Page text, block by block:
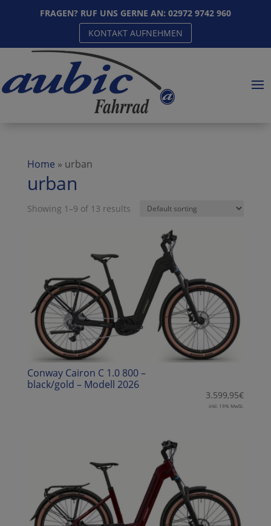
FRAGEN? RUF UNS GERNE AN: 02972 9742 960
KONTAKT AUFNEHMEN
Home » urban
urban
Showing 1–9 of 13 results
Conway Cairon C 1.0 800 –
black/gold – Modell 2026
3.599,95€
inkl. 19% MwSt.